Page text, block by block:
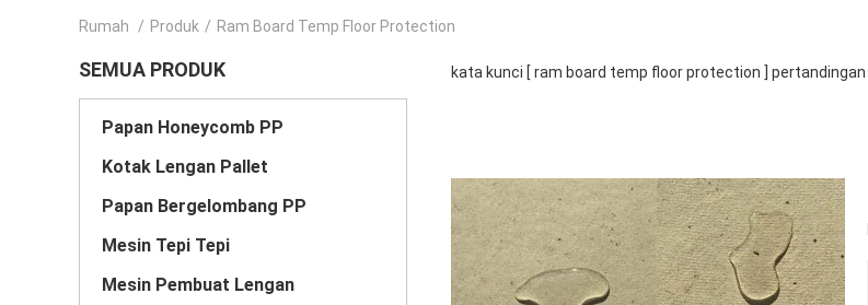
Rumah / Produk / Ram Board Temp Floor Protection
SEMUA PRODUK
Papan Honeycomb PP
Kotak Lengan Pallet
Papan Bergelombang PP
Mesin Tepi Tepi
Mesin Pembuat Lengan
kata kunci [ ram board temp floor protection ] pertandingan